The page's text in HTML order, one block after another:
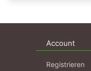
Account
Registrieren